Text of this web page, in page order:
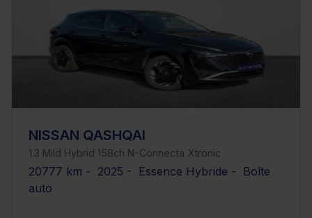
NISSAN QASHQAI
1.3 Mild Hybrid 158ch N-Connecta Xtronic
20777 km - 2025 - Essence Hybride - Boîte
auto